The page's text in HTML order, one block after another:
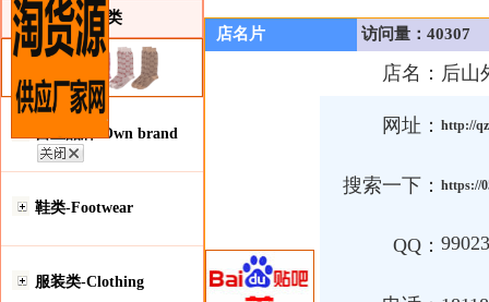
类目详细分类
自主品牌-Own brand
鞋类-Footwear
服装类-Clothing
店名片 访问量：40307
店名： 后山
网址： http://
搜索一下： https://
QQ：